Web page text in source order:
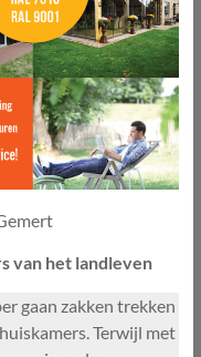
van het landleven
gaan zakken trekken
Terwijl met